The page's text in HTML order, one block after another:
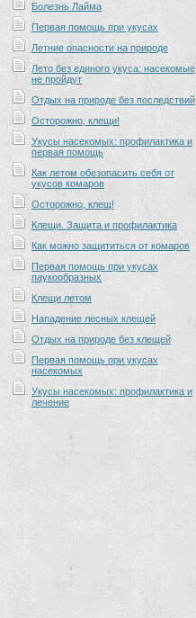
Болезнь Лайма
Первая помощь при укусах
Летние опасности на природе
Лето без единого укуса: насекомые
не пройдут
Отдых на природе без последствий
Осторожно, клещи!
Укусы насекомых: профилактика и
первая помощь
Как летом обезопасить себя от
укусов комаров
Осторожно, клещ!
Клещи. Защита и профилактика
Как можно защититься от комаров
Первая помощь при укусах
паукообразных
Клещи летом
Нападение лесных клещей
Отдых на природе без клещей
Первая помощь при укусах
насекомых
Укусы насекомых: профилактика и
лечение